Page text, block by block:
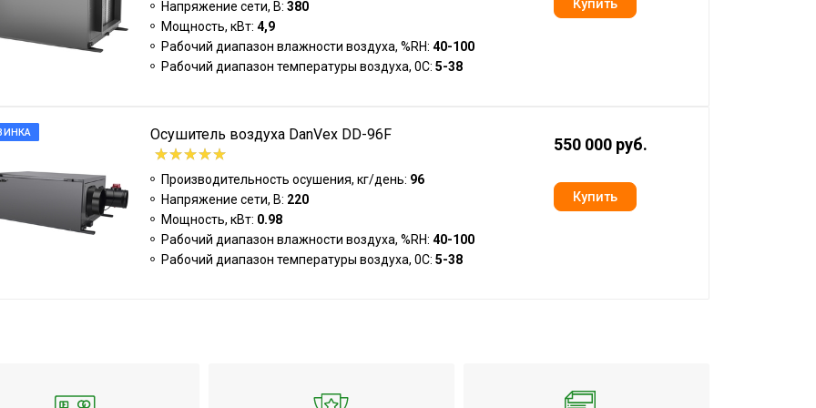
Напряжение сети, В: 380
Мощность, кВт: 4,9
Рабочий диапазон влажности воздуха, %RH: 40-100
Рабочий диапазон температуры воздуха, 0С: 5-38
Осушитель воздуха DanVex DD-96F
Производительность осушения, кг/день: 96
Напряжение сети, В: 220
Мощность, кВт: 0.98
Рабочий диапазон влажности воздуха, %RH: 40-100
Рабочий диапазон температуры воздуха, 0С: 5-38
550 000 руб.